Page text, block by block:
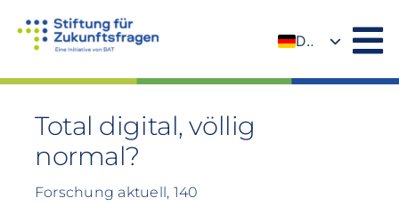
Inhalt
DE
Total digital, völlig
normal?
Forschung aktuell, 140